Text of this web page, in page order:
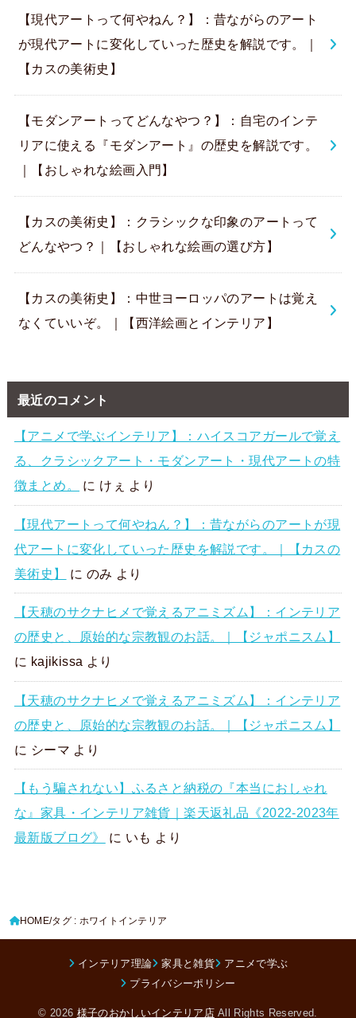
【現代アートって何やねん？】：昔ながらのアート
が現代アートに変化していった歴史を解説です。｜
【カスの美術史】
【モダンアートってどんなやつ？】：自宅のインテ
リアに使える『モダンアート』の歴史を解説です。
｜【おしゃれな絵画入門】
【カスの美術史】：クラシックな印象のアートって
どんなやつ？｜【おしゃれな絵画の選び方】
【カスの美術史】：中世ヨーロッパのアートは覚え
なくていいぞ。｜【西洋絵画とインテリア】
最近のコメント
【アニメで学ぶインテリア】：ハイスコアガールで覚え
る、クラシックアート・モダンアート・現代アートの特
徴まとめ。
に けぇ より
【現代アートって何やねん？】：昔ながらのアートが現
代アートに変化していった歴史を解説です。｜【カスの
美術史】
に のみ より
【天穂のサクナヒメで覚えるアニミズム】：インテリア
の歴史と、原始的な宗教観のお話。｜【ジャポニスム】
に kajikissa より
【天穂のサクナヒメで覚えるアニミズム】：インテリア
の歴史と、原始的な宗教観のお話。｜【ジャポニスム】
に シーマ より
【もう騙されない】ふるさと納税の『本当におしゃれ
な』家具・インテリア雑貨｜楽天返礼品《2022-2023年
最新版ブログ》
に いも より
HOME タグ : ホワイトインテリア
インテリア理論 家具と雑貨
アニメで学ぶ
プライバシーポリシー
© 2026 様子のおかしいインテリア店All Rights Reserved.